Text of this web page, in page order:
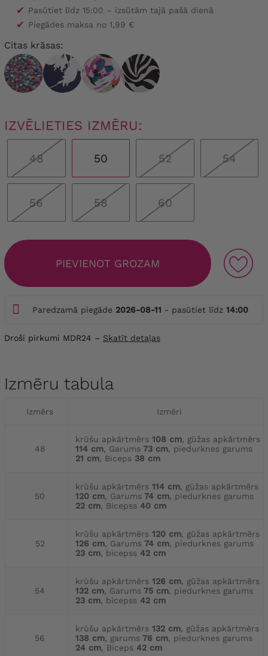
✔ Pasūtiet līdz 15:00 – izsūtām tajā pašā dienā
✔ Piegādes maksa no 1,99 €
Citas krāsas:
IZVĒLIETIES IZMĒRU:
48 50 52 54
56 58 60
PIEVIENOT GROZAM
Paredzamā piegāde 2026-08-11 - pasūtiet līdz 14:00
Droši pirkumi MDR24 – Skatīt detaļas
Izmēru tabula
Izmērs Izmēri
48
krūšu apkārtmērs 108 cm, gūžas apkārtmērs
114 cm, Garums 73 cm, piedurknes garums
21 cm, Biceps 38 cm
50
krūšu apkārtmērs 114 cm, gūžas apkārtmērs
120 cm, Garums 74 cm, piedurknes garums
22 cm, Bicepss 40 cm
52
krūšu apkārtmērs 120 cm, gūžas apkārtmērs
126 cm, Garums 74 cm, piedurknes garums
23 cm, bicepss 42 cm
54
krūšu apkārtmērs 126 cm, gūžas apkārtmērs
132 cm, Garums 75 cm, piedurknes garums
23 cm, bicepss 42 cm
56
krūšu apkārtmērs 132 cm, gūžas apkārtmērs
138 cm, garums 76 cm, piedurknes garums
24 cm, Biceps 42 cm